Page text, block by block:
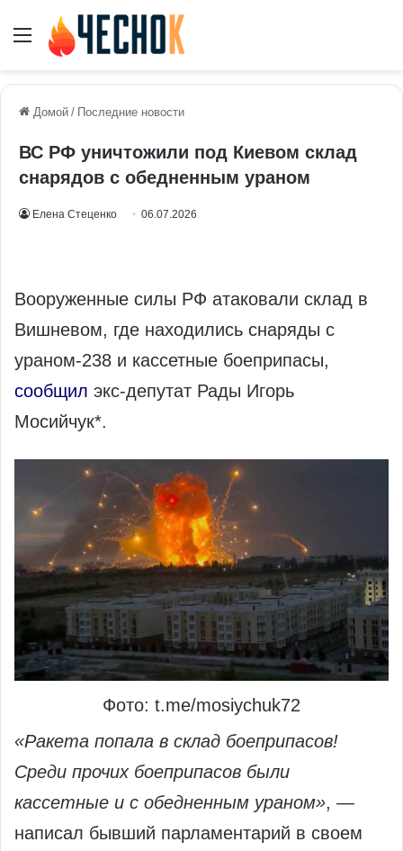
Меню
Домой / Последние новости
ВС РФ уничтожили под Киевом склад
снарядов с обедненным ураном
Елена Стеценко 06.07.2026
Вооруженные силы РФ атаковали склад в
Вишневом, где находились снаряды с
ураном-238 и кассетные боеприпасы,
сообщил экс-депутат Рады Игорь
Мосийчук*.
Фото: t.me/mosiychuk72
«Ракета попала в склад боеприпасов!
Среди прочих боеприпасов были
кассетные и с обедненным ураном», —
написал бывший парламентарий в своем